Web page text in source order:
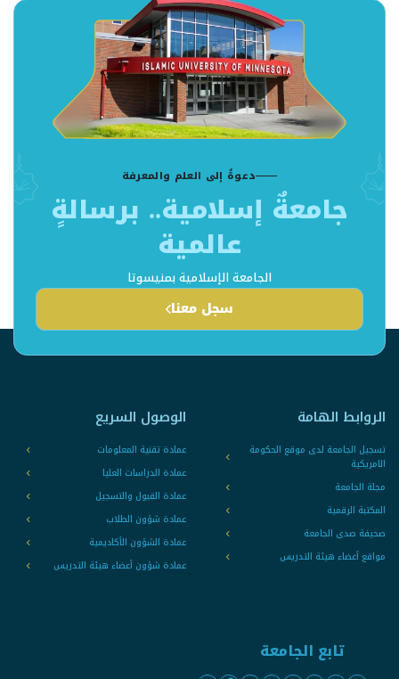
دعوةٌ إلى العلم والمعرفة
جامعةٌ إسلامية.. برسالةٍ
عالمية
الجامعة الإسلامية بمنيسوتا
سجل معنا
الروابط الهامة
تسجيل الجامعة لدى موقع الحكومة
الامريكية
مجلة الجامعة
المكتبة الرقمية
صحيفة صدى الجامعة
مواقع أعضاء هيئة التدريس
الوصول السريع
عمادة تقنية المعلومات
عمادة الدراسات العليا
عمادة القبول والتسجيل
عمادة شؤون الطلاب
عمادة الشؤون الأكاديمية
عمادة شؤون أعضاء هيئة التدريس
تابع الجامعة